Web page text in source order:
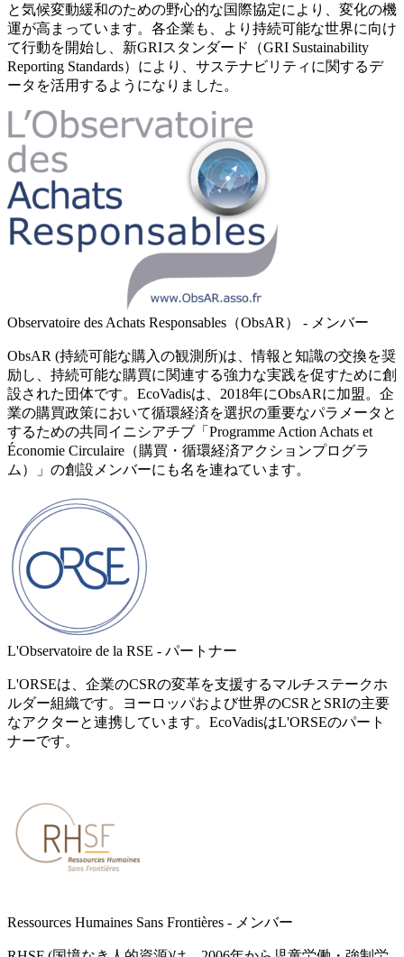
と気候変動緩和のための野心的な国際協定により、変化の機
運が高まっています。各企業も、より持続可能な世界に向け
て行動を開始し、新GRIスタンダード（GRI Sustainability
Reporting Standards）により、サステナビリティに関するデ
ータを活用するようになりました。
Observatoire des Achats Responsables（ObsAR） - メンバー
ObsAR (持続可能な購入の観測所)は、情報と知識の交換を奨
励し、持続可能な購買に関連する強力な実践を促すために創
設された団体です。EcoVadisは、2018年にObsARに加盟。企
業の購買政策において循環経済を選択の重要なパラメータと
するための共同イニシアチブ「Programme Action Achats et
Économie Circulaire（購買・循環経済アクションプログラ
ム）」の創設メンバーにも名を連ねています。
L'Observatoire de la RSE - パートナー
L'ORSEは、企業のCSRの変革を支援するマルチステークホ
ルダー組織です。ヨーロッパおよび世界のCSRとSRIの主要
なアクターと連携しています。EcoVadisはL'ORSEのパート
ナーです。
Ressources Humaines Sans Frontières - メンバー